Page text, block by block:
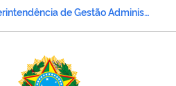
Superintendência de Gestão Administrativa